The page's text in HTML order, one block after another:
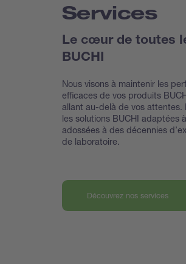
Services
Le cœur de toutes
BUCHI
Nous visons à maintenir les
efficaces de vos produits
allant au-delà de vos attentes.
les solutions BUCHI adaptées
adossées à des décennies
de laboratoire.
Découvrez nos services